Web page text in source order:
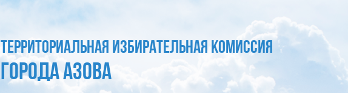
ТЕРРИТОРИАЛЬНАЯ ИЗБИРАТЕЛЬНАЯ КОМИССИЯ
ГОРОДА АЗОВА